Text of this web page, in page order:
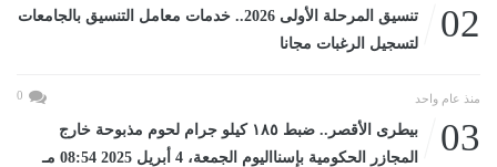
02
تنسيق المرحلة الأولى 2026.. خدمات معامل التنسيق بالجامعات
لتسجيل الرغبات مجانا
منذ عام واحد 0
03
بيطرى الأقصر.. ضبط ١٨٥ كيلو جرام لحوم مذبوحة خارج
المجازر الحكومية بإسنااليوم الجمعة، 4 أبريل 2025 08:54 مـ